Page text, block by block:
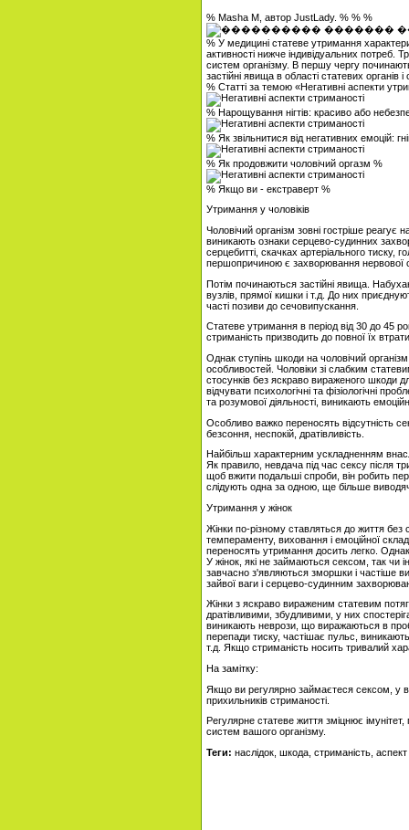
% Masha M, автор JustLady. % % %
% У медицині статеве утримання
активності нижче індивідуальних потреб.
систем організму. В першу чергу
застійні явища в області статевих органів
% Статті за темою «Негативні аспекти
% Нарощування нігтів: красиво або
% Як звільнитися від негативних емоцій:
% Як продовжити чоловічий оргазм %
% Якщо ви - екстраверт %
Утримання у чоловіків
Чоловічий організм зовні гостріше реагує
виникають ознаки серцево-судинних
серцебитті, скачках артеріального тиску,
першопричиною є захворювання нервової
Потім починаються застійні явища.
вузлів, прямої кишки і т.д. До них
часті позиви до сечовипускання.
Статеве утримання в період від 30 до 45
стриманість призводить до повної їх
Однак ступінь шкоди на чоловічий
особливостей. Чоловіки зі слабким
стосунків без яскраво вираженого шкоди
відчувати психологічні та фізіологічні
та розумової діяльності, виникають
Особливо важко переносять відсутність
безсоння, неспокій, дратівливість.
Найбільш характерним ускладненням
Як правило, невдача під час сексу після
щоб вжити подальші спроби, він робить
слідують одна за одною, ще більше
Утримання у жінок
Жінки по-різному ставляться до життя без
темпераменту, виховання і емоційної
переносять утримання досить легко.
У жінок, які не займаються сексом, так чи
завчасно з'являються зморшки і частіше
зайвої ваги і серцево-судинним
Жінки з яскраво вираженим статевим
дратівливими, збудливими, у них
виникають неврози, що виражаються в
перепади тиску, частішає пульс,
т.д. Якщо стриманість носить тривалий
На замітку:
Якщо ви регулярно займаєтеся сексом, у
прихильників стриманості.
Регулярне статеве життя зміцнює
систем вашого організму.
Теги: наслідок, шкода, стриманість, аспект